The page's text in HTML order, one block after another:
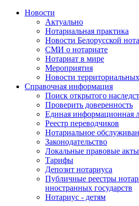
Новости
Актуально
Нотариальная практика
Новости Белорусской
СМИ о нотариате
Нотариат в мире
Мероприятия
Новости
Справочная информация
Поиск открытого
Проверить доверенность
Единая информационная
Реестр переводчиков
Нотариальное
Законодательство
Локальные правовые
Тарифы
Депозит нотариуса
Публичные реестры
иностранных государств
Нотариус - детям